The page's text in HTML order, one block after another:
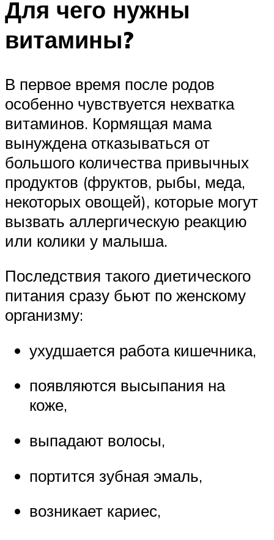
Для чего нужны
витамины?
В первое время после родов
особенно чувствуется нехватка
витаминов. Кормящая мама
вынуждена отказываться от
большого количества привычных
продуктов (фруктов, рыбы, меда,
некоторых овощей), которые могут
вызвать аллергическую реакцию
или колики у малыша.
Последствия такого диетического
питания сразу бьют по женскому
организму:
ухудшается работа кишечника,
появляются высыпания на
коже,
выпадают волосы,
портится зубная эмаль,
возникает кариес,